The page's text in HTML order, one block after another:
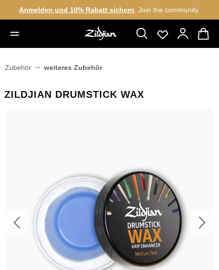
springen
Anmelden und 10% Rabatt sichern . Join the community.
Zubehör weiteres Zubehör
ZILDJIAN DRUMSTICK WAX